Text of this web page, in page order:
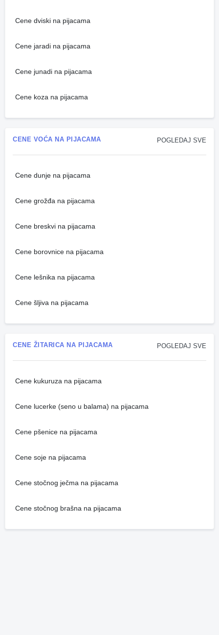
Cene dviski na pijacama
Cene jaradi na pijacama
Cene junadi na pijacama
Cene koza na pijacama
POGLEDAJ SVE
CENE VOĆA NA PIJACAMA
Cene dunje na pijacama
Cene grožđa na pijacama
Cene breskvi na pijacama
Cene borovnice na pijacama
Cene lešnika na pijacama
Cene šljiva na pijacama
POGLEDAJ SVE
CENE ŽITARICA NA PIJACAMA
Cene kukuruza na pijacama
Cene lucerke (seno u balama) na pijacama
Cene pšenice na pijacama
Cene soje na pijacama
Cene stočnog ječma na pijacama
Cene stočnog brašna na pijacama